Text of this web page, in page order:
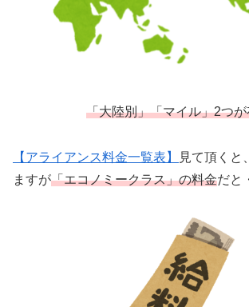
「大陸別」「マイル」2つが
【アライアンス料金一覧表】
見て頂くと
ますが「エコノミークラス」の料金だと